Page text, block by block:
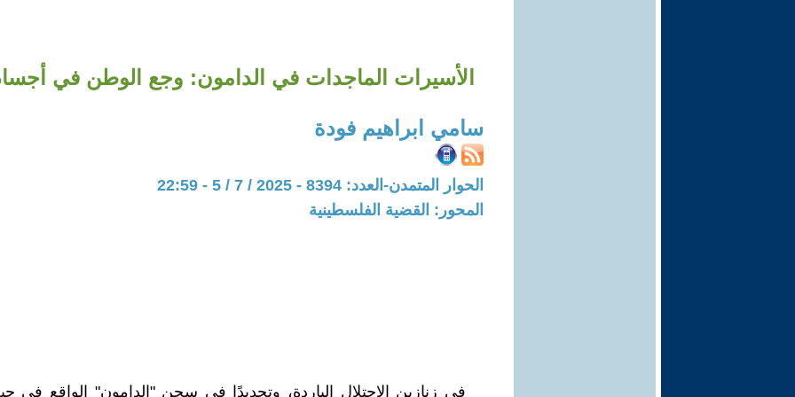
الأسيرات الماجدات في الدامون: وجع الوطن في
سامي ابراهيم فودة
الحوار المتمدن-العدد: 8394 - 2025 / 7 / 5 - 22:59
المحور: القضية الفلسطينية
في زنازين الاحتلال الباردة، وتحديدًا في سجن "الدامون" الواقع في